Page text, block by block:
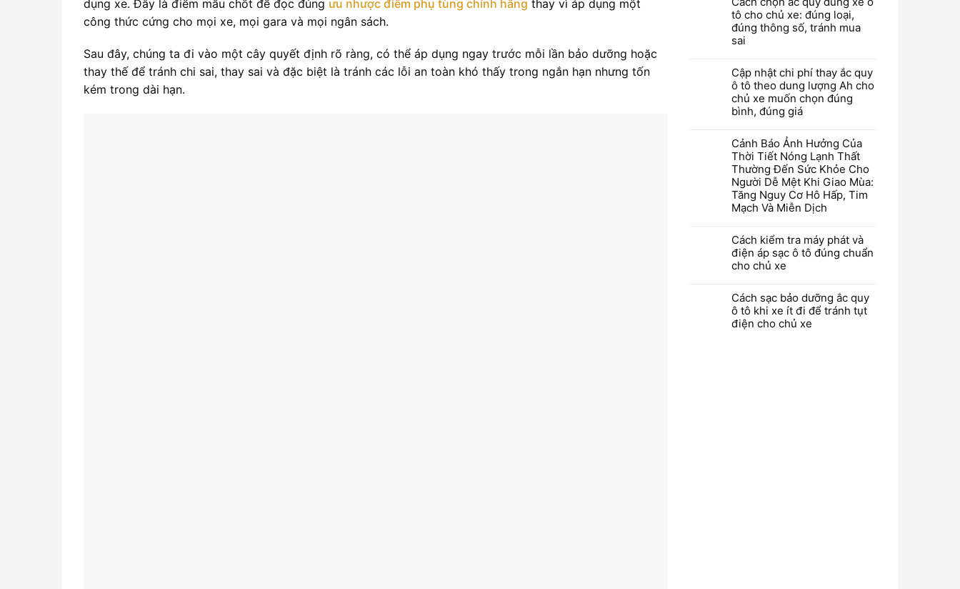
dụng xe. Đây là điểm mấu chốt để đọc đúng ưu nhược điểm phụ tùng chính hãng thay vì áp dụng một
công thức cứng cho mọi xe, mọi gara và mọi ngân sách.
Sau đây, chúng ta đi vào một cây quyết định rõ ràng, có thể áp dụng ngay trước mỗi lần bảo dưỡng hoặc
thay thế để tránh chi sai, thay sai và đặc biệt là tránh các lỗi an toàn khó thấy trong ngắn hạn nhưng tốn
kém trong dài hạn.
tô cho chủ xe: đúng loại,
đúng thông số, tránh mua
sai
Cập nhật chi phí thay ắc quy
ô tô theo dung lượng Ah cho
chủ xe muốn chọn đúng
bình, đúng giá
Cảnh Báo Ảnh Hưởng Của
Thời Tiết Nóng Lạnh Thất
Thường Đến Sức Khỏe Cho
Người Dễ Mệt Khi Giao Mùa:
Tăng Nguy Cơ Hô Hấp, Tim
Mạch Và Miễn Dịch
Cách kiểm tra máy phát và
điện áp sạc ô tô đúng chuẩn
cho chủ xe
Cách sạc bảo dưỡng ắc quy
ô tô khi xe ít đi để tránh tụt
điện cho chủ xe